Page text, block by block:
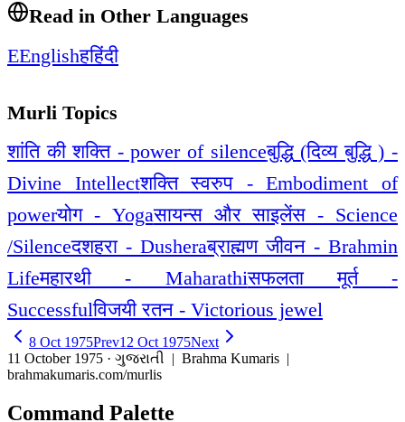
Read in Other Languages
EEnglishहहिंदी
Murli Topics
शांति की शक्ति - power of silenceबुद्धि (दिव्य बुद्धि ) -
Divine Intellectशक्ति स्वरुप - Embodiment of
powerयोग - Yogaसायन्स और साइलेंस - Science
/Silenceदशहरा - Dusheraब्राह्मण जीवन - Brahmin
Lifeमहारथी - Maharathiसफलता मूर्त -
Successfulविजयी रतन - Victorious jewel
8 Oct 1975Prev12 Oct 1975Next
11 October 1975 · ગુજરાતી | Brahma Kumaris |
brahmakumaris.com/murlis
Command Palette